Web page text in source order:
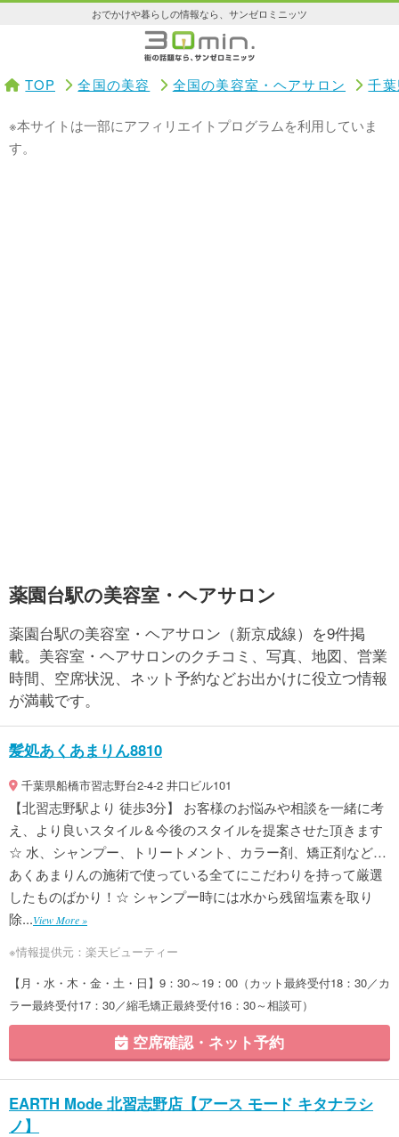
おでかけや暮らしの情報なら、サンゼロミニッツ
TOP 全国の美容 全国の美容室・ヘアサロン 千
※本サイトは一部にアフィリエイトプログラムを利用していま
す。
薬園台駅の美容室・ヘアサロン
薬園台駅の美容室・ヘアサロン（新京成線）を9件掲
載。美容室・ヘアサロンのクチコミ、写真、地図、営業
時間、空席状況、ネット予約などお出かけに役立つ情報
が満載です。
髪処あくあまりん8810
千葉県船橋市習志野台2-4-2 井口ビル101
【北習志野駅より 徒歩3分】 お客様のお悩みや相談を一緒に考
え、より良いスタイル＆今後のスタイルを提案させた頂きます
☆ 水、シャンプー、トリートメント、カラー剤、矯正剤など…
あくあまりんの施術で使っている全てにこだわりを持って厳選
したものばかり！☆ シャンプー時には水から残留塩素を取り
除...View More »
※情報提供元：楽天ビューティー
【月・水・木・金・土・日】9：30～19：00（カット最終受付18：30／カ
ラー最終受付17：30／縮毛矯正最終受付16：30～相談可）
空席確認・ネット予約
EARTH Mode 北習志野店【アース モード キタナラシ
ノ】